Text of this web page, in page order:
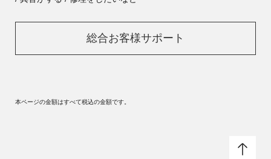
総合お客様サポート
本ページの金額はすべて税込の金額です。